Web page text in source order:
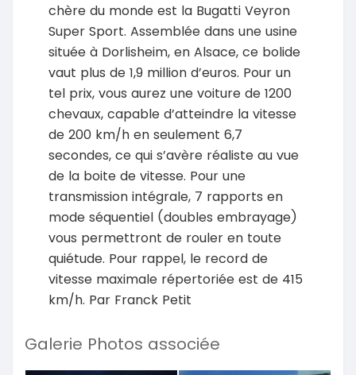
chère du monde est la Bugatti Veyron
Super Sport. Assemblée dans une usine
située à Dorlisheim, en Alsace, ce bolide
vaut plus de 1,9 million d’euros. Pour un
tel prix, vous aurez une voiture de 1200
chevaux, capable d’atteindre la vitesse
de 200 km/h en seulement 6,7
secondes, ce qui s’avère réaliste au vue
de la boite de vitesse. Pour une
transmission intégrale, 7 rapports en
mode séquentiel (doubles embrayage)
vous permettront de rouler en toute
quiétude. Pour rappel, le record de
vitesse maximale répertoriée est de 415
km/h. Par Franck Petit
Galerie Photos associée